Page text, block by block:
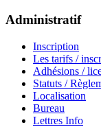
Administratif
Inscription
Les tarifs /
Adhésions /
Statuts /
Localisation
Bureau
Lettres Info